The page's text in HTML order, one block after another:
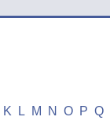
K L M N O P Q